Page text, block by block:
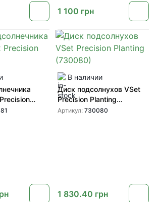
1 100 грн
В наличии
Диск подсолнухов VSet
Precision Planting
(730080)
Артикул: 730080
1 830.40 грн